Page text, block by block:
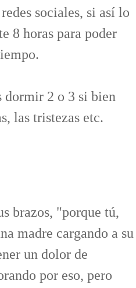
sociales, si así lo
8 horas para poder
dormir 2 o 3 si bien
las tristezas etc.
brazos, "porque tú,
madre cargando a su
un dolor de
por eso, pero